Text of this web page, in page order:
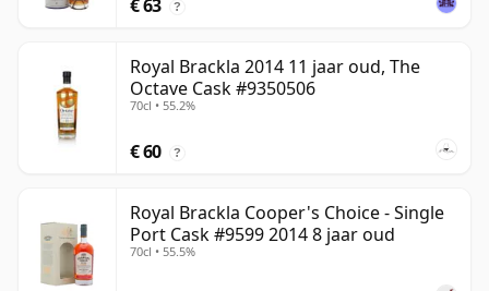
€ 63 ?
Royal Brackla 2014 11 jaar oud, The
Octave Cask #9350506
70cl • 55.2%
€ 60 ?
Royal Brackla Cooper's Choice - Single
Port Cask #9599 2014 8 jaar oud
70cl • 55.5%